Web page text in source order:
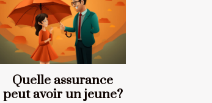
Quelle assurance
peut avoir un jeune?